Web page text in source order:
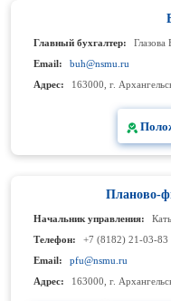
Главный бухгалтер:
Глазова
Email:
buh@nsmu.ru
Адрес:
163000, г.
Планово-
Начальник управления:
Телефон:
+7 (8182) 21-03-83
Email:
pfu@nsmu.ru
Адрес:
163000, г.